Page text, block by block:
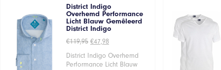
District Indigo
Overhemd Performance
Licht Blauw Gemêleerd
District Indigo
€119,95 Oorspronkelijke
was:
€119,95.
€47,98Huidige
is:
€47,98.
District Indigo Overhemd
Performance Licht Blauw